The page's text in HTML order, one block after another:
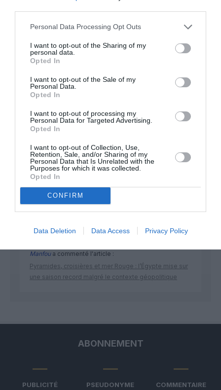
Personal Data Processing Opt Outs
I want to opt-out of the Sharing of my
personal data.
Opted In
I want to opt-out of the Sale of my
Personal Data.
Opted In
I want to opt-out of processing my
Personal Data for Targeted Advertising.
Opted In
I want to opt-out of Collection, Use,
Retention, Sale, and/or Sharing of my
Personal Data that Is Unrelated with the
Purposes for which it was collected.
Opted In
CONFIRM
Data Deletion Data Access Privacy Policy
Appel aux lecteurs !
Soutenez Air Journal participez
NOUS SOUTENIR
DERNIERS COMMENTAIRES
atplhkta commenté l'article :
Contrôles aux frontières entre l’Espagne et l’Italie : des
Manfoua commenté l'article :
Pyramides, croisières et mer Rouge : l’Égypte mise sur
une saison record malgré le contexte géopolitique
ABONNEMENT
PUBLICITÉ
PSEUDONYME
COMMENTAIRE